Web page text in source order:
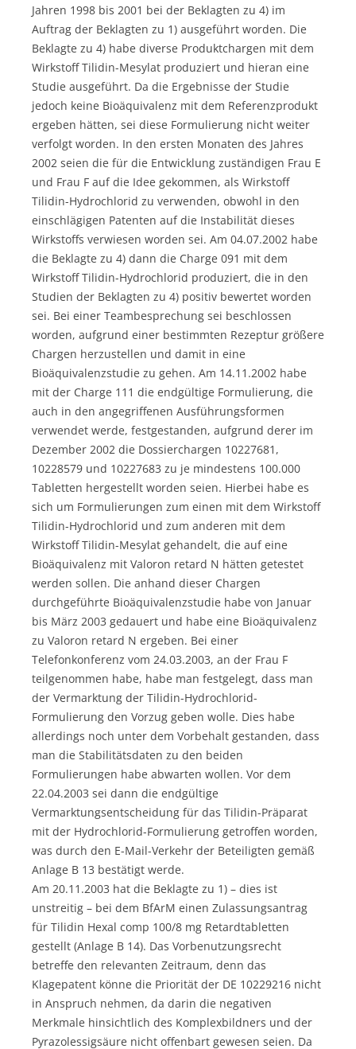
Jahren 1998 bis 2001 bei der Beklagten zu 4) im
Auftrag der Beklagten zu 1) ausgeführt worden. Die
Beklagte zu 4) habe diverse Produktchargen mit dem
Wirkstoff Tilidin-Mesylat produziert und hieran eine
Studie ausgeführt. Da die Ergebnisse der Studie
jedoch keine Bioäquivalenz mit dem Referenzprodukt
ergeben hätten, sei diese Formulierung nicht weiter
verfolgt worden. In den ersten Monaten des Jahres
2002 seien die für die Entwicklung zuständigen Frau E
und Frau F auf die Idee gekommen, als Wirkstoff
Tilidin-Hydrochlorid zu verwenden, obwohl in den
einschlägigen Patenten auf die Instabilität dieses
Wirkstoffs verwiesen worden sei. Am 04.07.2002 habe
die Beklagte zu 4) dann die Charge 091 mit dem
Wirkstoff Tilidin-Hydrochlorid produziert, die in den
Studien der Beklagten zu 4) positiv bewertet worden
sei. Bei einer Teambesprechung sei beschlossen
worden, aufgrund einer bestimmten Rezeptur größere
Chargen herzustellen und damit in eine
Bioäquivalenzstudie zu gehen. Am 14.11.2002 habe
mit der Charge 111 die endgültige Formulierung, die
auch in den angegriffenen Ausführungsformen
verwendet werde, festgestanden, aufgrund derer im
Dezember 2002 die Dossierchargen 10227681,
10228579 und 10227683 zu je mindestens 100.000
Tabletten hergestellt worden seien. Hierbei habe es
sich um Formulierungen zum einen mit dem Wirkstoff
Tilidin-Hydrochlorid und zum anderen mit dem
Wirkstoff Tilidin-Mesylat gehandelt, die auf eine
Bioäquivalenz mit Valoron retard N hätten getestet
werden sollen. Die anhand dieser Chargen
durchgeführte Bioäquivalenzstudie habe von Januar
bis März 2003 gedauert und habe eine Bioäquivalenz
zu Valoron retard N ergeben. Bei einer
Telefonkonferenz vom 24.03.2003, an der Frau F
teilgenommen habe, habe man festgelegt, dass man
der Vermarktung der Tilidin-Hydrochlorid-
Formulierung den Vorzug geben wolle. Dies habe
allerdings noch unter dem Vorbehalt gestanden, dass
man die Stabilitätsdaten zu den beiden
Formulierungen habe abwarten wollen. Vor dem
22.04.2003 sei dann die endgültige
Vermarktungsentscheidung für das Tilidin-Präparat
mit der Hydrochlorid-Formulierung getroffen worden,
was durch den E-Mail-Verkehr der Beteiligten gemäß
Anlage B 13 bestätigt werde.
Am 20.11.2003 hat die Beklagte zu 1) – dies ist
unstreitig – bei dem BfArM einen Zulassungsantrag
für Tilidin Hexal comp 100/8 mg Retardtabletten
gestellt (Anlage B 14). Das Vorbenutzungsrecht
betreffe den relevanten Zeitraum, denn das
Klagepatent könne die Priorität der DE 10229216 nicht
in Anspruch nehmen, da darin die negativen
Merkmale hinsichtlich des Komplexbildners und der
Pyrazolessigsäure nicht offenbart gewesen seien. Da